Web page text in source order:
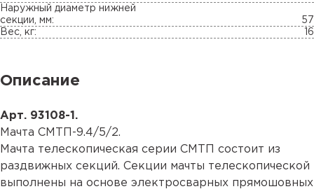
Наружный диаметр нижней
секции, мм:
57
Вес, кг:
16
Описание
Арт. 93108-1.
Мачта СМТП-9.4/5/2.
Мачта телескопическая серии СМТП состоит из
раздвижных секций. Секции мачты телескопической
выполнены на основе электросварных прямошовных